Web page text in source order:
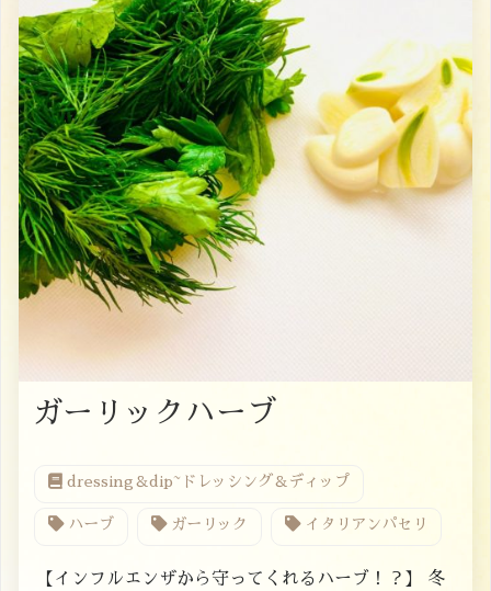
ガーリックハーブ
dressing＆dip~ドレッシング＆ディップ
ハーブ ガーリック イタリアンパセリ
【インフルエンザから守ってくれるハーブ！？】 冬